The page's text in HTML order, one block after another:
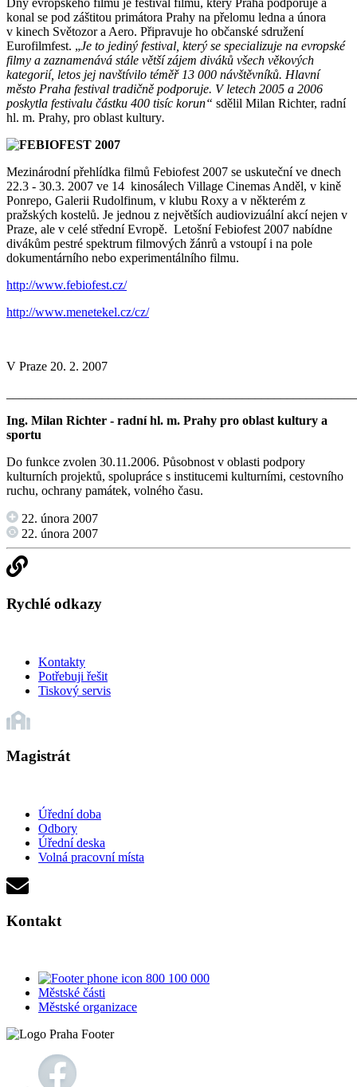
Dny evropského filmu je festival filmů, který Praha podporuje a
konal se pod záštitou primátora Prahy na přelomu ledna a února
v kinech Světozor a Aero. Připravuje ho občanské sdružení
Eurofilmfest. „Je to jediný festival, který se specializuje na evropské
filmy a zaznamenává stále větší zájem diváků všech věkových
kategorií, letos jej navštívilo téměř 13 000 návštěvníků. Hlavní
město Praha festival tradičně podporuje. V letech 2005 a 2006
poskytla festivalu částku 400 tisíc korun“ sdělil Milan Richter, radní
hl. m. Prahy, pro oblast kultury.
Mezinárodní přehlídka filmů Febiofest 2007 se uskuteční ve dnech
22.3 - 30.3. 2007 ve 14 kinosálech Village Cinemas Anděl, v kině
Ponrepo, Galerii Rudolfinum, v klubu Roxy a v některém z
pražských kostelů. Je jednou z největších audiovizuální akcí nejen v
Praze, ale v celé střední Evropě. Letošní Febiofest 2007 nabídne
divákům pestré spektrum filmových žánrů a vstoupí i na pole
dokumentárního nebo experimentálního filmu.
http://www.febiofest.cz/
http://www.menetekel.cz/cz/
V Praze 20. 2. 2007
Ing. Milan Richter - radní hl. m. Prahy pro oblast kultury a
sportu
Do funkce zvolen 30.11.2006. Působnost v oblasti podpory
kulturních projektů, spolupráce s institucemi kulturními, cestovního
ruchu, ochrany památek, volného času.
22. února 2007
22. února 2007
Rychlé odkazy
Kontakty
Potřebuji řešit
Tiskový servis
Magistrát
Úřední doba
Odbory
Úřední deska
Volná pracovní místa
Kontakt
800 100 000
Městské části
Městské organizace